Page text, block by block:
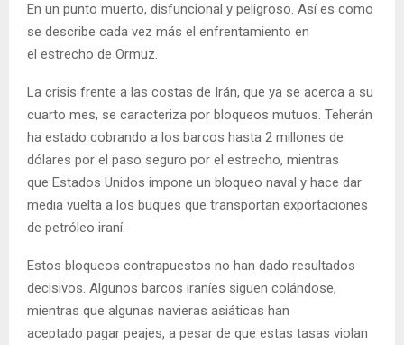
En un punto muerto, disfuncional y peligroso. Así es como
se describe cada vez más el enfrentamiento en
el estrecho de Ormuz.
La crisis frente a las costas de Irán, que ya se acerca a su
cuarto mes, se caracteriza por bloqueos mutuos. Teherán
ha estado cobrando a los barcos hasta 2 millones de
dólares por el paso seguro por el estrecho, mientras
que Estados Unidos impone un bloqueo naval y hace dar
media vuelta a los buques que transportan exportaciones
de petróleo iraní.
Estos bloqueos contrapuestos no han dado resultados
decisivos. Algunos barcos iraníes siguen colándose,
mientras que algunas navieras asiáticas han
aceptado pagar peajes, a pesar de que estas tasas violan